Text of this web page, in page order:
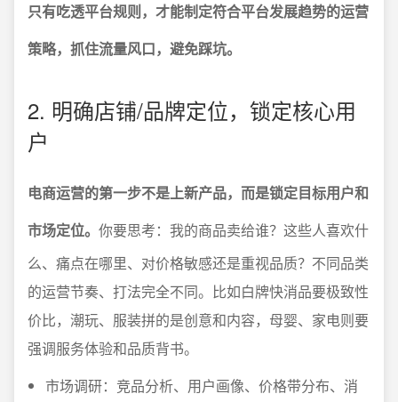
只有吃透平台规则，才能制定符合平台发展趋势的运营
策略，抓住流量风口，避免踩坑。
2. 明确店铺/品牌定位，锁定核心用
户
电商运营的第一步不是上新产品，而是锁定目标用户和
市场定位。 你要思考：我的商品卖给谁？这些人喜欢什
么、痛点在哪里、对价格敏感还是重视品质？不同品类
的运营节奏、打法完全不同。比如白牌快消品要极致性
价比，潮玩、服装拼的是创意和内容，母婴、家电则要
强调服务体验和品质背书。
市场调研：竞品分析、用户画像、价格带分布、消